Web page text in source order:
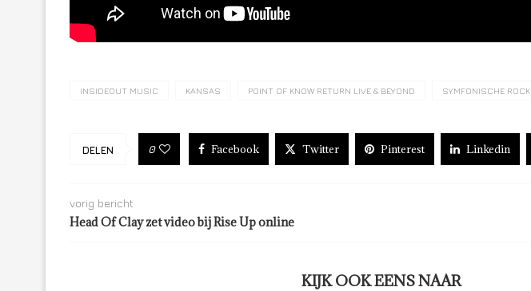
INSIDEOUT MUSIC KANSAS POINT OF KNOW RETURN LIVE & BEYOND SYMFONISCHE ROCK
DELEN 0 Facebook Twitter Pinterest Linkedin
vorig bericht
Head Of Clay zet video bij Rise Up online
KIJK OOK EENS NAAR